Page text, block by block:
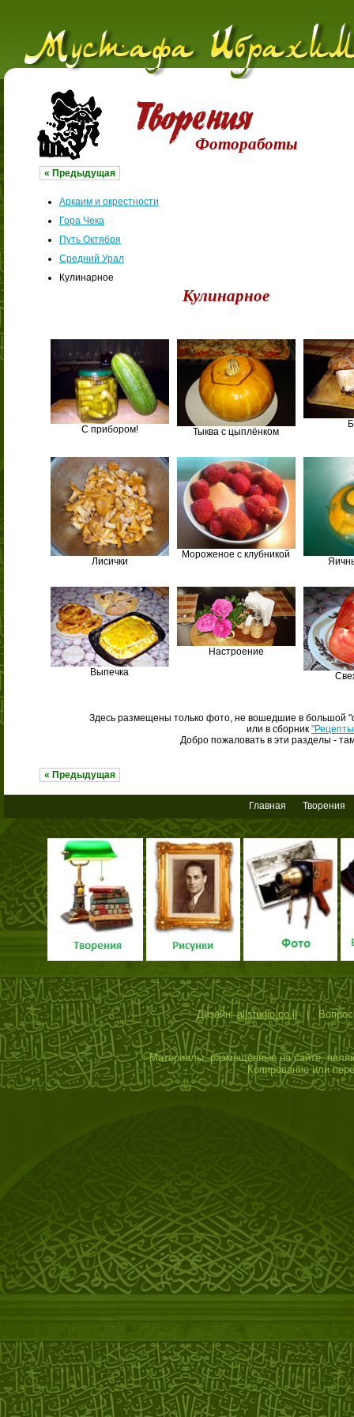
Фотоработы
« Предыдущая
Аркаим и окрестности
Гора Чека
Путь Октября
Средний Урал
Кулинарное
Кулинарное
С прибором! Тыква с цыплёнком
Лисички
Мороженое с клубникой
Выпечка
Настроение
Здесь размещены только фото, не вошедшие в большой
или в сборник
Добро пожаловать в эти разделы - там
« Предыдущая
Главная Творения
Дизайн:allstudio.co.il | Вопросы
Материалы, размещённые на сайте,
Копирование или